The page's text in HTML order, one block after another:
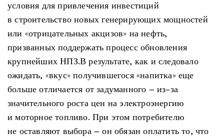
условия для привлечения инвестиций
в строительство новых генерирующих мощностей
или «отрицательных акцизов» на нефть,
призванных поддержать процесс обновления
крупнейших НПЗ.В результате, как и следовало
ожидать, «вкус» получившегося «напитка» еще
больше отличается от задуманного – из-за
значительного роста цен на электроэнергию
и моторное топливо. При этом потребителю
не оставляют выбора – он обязан оплатить то, что